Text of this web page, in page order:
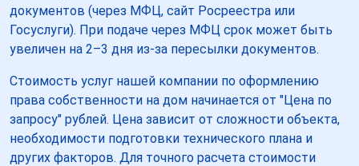
документов (через МФЦ, сайт Росреестра или
Госуслуги). При подаче через МФЦ срок может быть
увеличен на 2–3 дня из-за пересылки документов.
Стоимость услуг нашей компании по оформлению
права собственности на дом начинается от "Цена по
запросу" рублей. Цена зависит от сложности объекта,
необходимости подготовки технического плана и
других факторов. Для точного расчета стоимости